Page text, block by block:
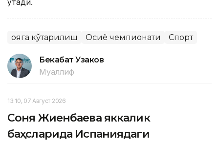
ўтади.
Қояга кўтарилиш Осиё чемпионати Спорт
Бекабат Узаков
Муаллиф
13:10, 07 Август 2026
Соня Жиенбаева яккалик
баҳсларида Испаниядаги